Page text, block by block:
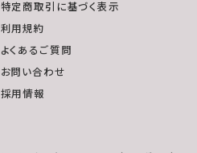
特定商取引に基づく表示
利用規約
よくあるご質問
お問い合わせ
採用情報